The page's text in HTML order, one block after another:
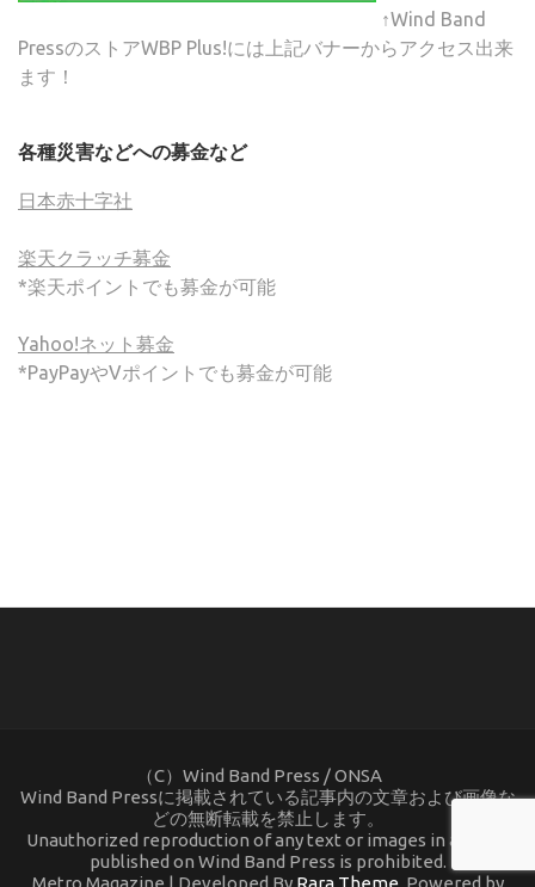
↑Wind Band
PressのストアWBP Plus!には上記バナーからアクセス出来
ます！
各種災害などへの募金など
日本赤十字社
楽天クラッチ募金
*楽天ポイントでも募金が可能
Yahoo!ネット募金
*PayPayやVポイントでも募金が可能
（C）Wind Band Press / ONSA
Wind Band Pressに掲載されている記事内の文章および画像な
どの無断転載を禁止します。
Unauthorized reproduction of any text or images in articles
published on Wind Band Press is prohibited.
Metro Magazine | Developed By Rara Theme . Powered by